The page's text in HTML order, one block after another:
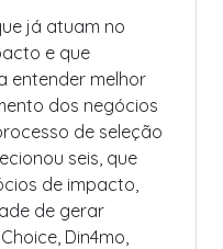
já atuam no
e que
entender melhor
dos negócios
de seleção
seis, que
de impacto,
de gerar
Din4mo,